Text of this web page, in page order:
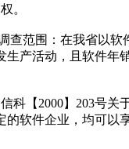
。
查范围：在我省以
产活动，且软件年
科【2000】203号关
件企业，均可以